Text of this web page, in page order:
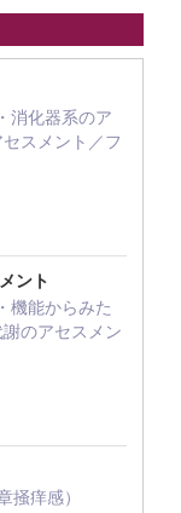
消化器系のア
スメント／フ
ント
機能からみた
のアセスメン
掻痒感）